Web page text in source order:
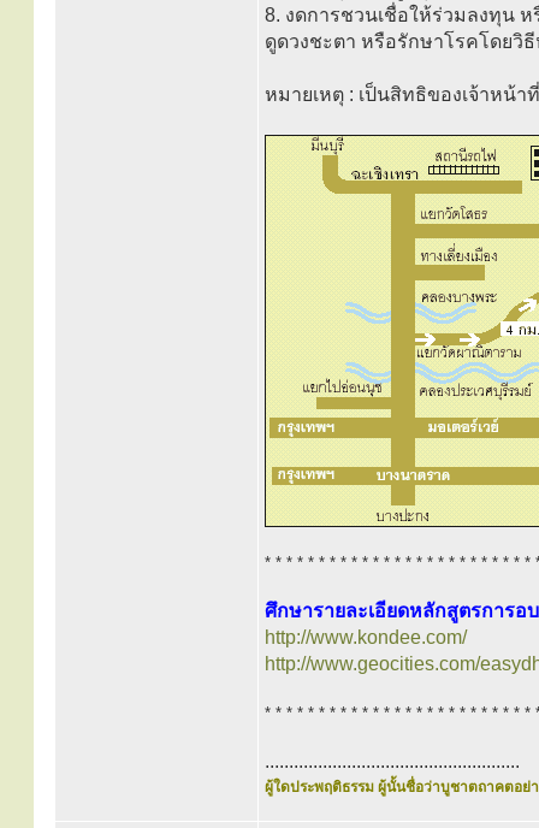
8. งดการชวนเชื่อให้ร่วมลงทุน
ดูดวงชะตา หรือรักษาโรคโดยวิ
หมายเหตุ : เป็นสิทธิของเจ้าหน้
* * * * * * * * * * * * * * * * * * * * * * * * *
ศึกษารายละเอียดหลักสูตรการ
http://www.kondee.com/
http://www.geocities.com/
* * * * * * * * * * * * * * * * * * * * * * * * *
.....................................................
ผู้ใดประพฤติธรรม ผู้นั้นชื่อว่าบูชาตถาคตอย่า